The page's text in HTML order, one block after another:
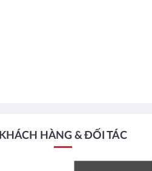
KHÁCH HÀNG & ĐỐI TÁC